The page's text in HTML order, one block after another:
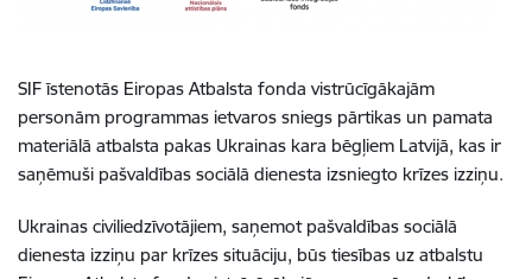
SIF īstenotās Eiropas Atbalsta fonda vistrūcīgākajām
personām programmas ietvaros sniegs pārtikas un pamata
materiālā atbalsta pakas Ukrainas kara bēgļiem Latvijā, kas ir
saņēmuši pašvaldības sociālā dienesta izsniegto krīzes izziņu.
Ukrainas civiliedzīvotājiem, saņemot pašvaldības sociālā
dienesta izziņu par krīzes situāciju, būs tiesības uz atbalstu